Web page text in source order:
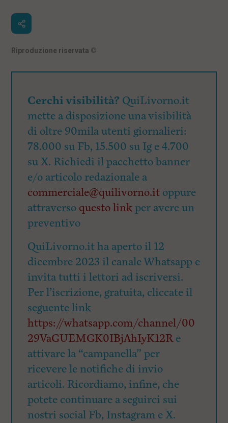
Riproduzione riservata ©
Cerchi visibilità? QuiLivorno.it
mette a disposizione una visibilità
di oltre 90mila utenti giornalieri:
78.000 su Fb, 15.500 su Ig e 4.700
su X. Richiedi il pacchetto banner
e/o articolo redazionale a
commerciale@quilivorno.it oppure
attraverso questo linkper avere un
preventivo
QuiLivorno.it ha aperto il 12
dicembre 2023 il canale Whatsapp e
invita tutti i lettori ad iscriversi.
Per l’iscrizione, gratuita, cliccate il
seguente link
https://whatsapp.com/channel/00
29VaGUEMGK0IBjAhIyK12Re
attivare la “campanella” per
ricevere le notifiche di invio
articoli. Ricordiamo, infine, che
potete continuare a seguirci sui
nostri social Fb, Instagram e X.